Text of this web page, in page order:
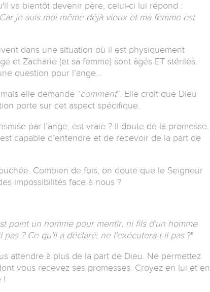
va bientôt devenir père, celui-ci lui répond :
Car je suis moi-même déjà vieux et ma femme est
dans une situation où il est physiquement
et Zacharie (et sa femme) sont âgés ET stériles.
question pour l’ange…
elle demande “comment”. Elle croit que Dieu
porte sur cet aspect spécifique.
par l’ange, est vraie ? Il doute de la promesse.
capable d’entendre et de recevoir de la part de
Combien de fois, on doute que le Seigneur
impossibilités face à nous ?
point un homme pour mentir, ni fils d'un homme
? Ce qu'il a déclaré, ne l'exécutera-t-il pas?"
attendre à plus de la part de Dieu. Ne permettez
vous recevez ses promesses. Croyez en lui et en
!